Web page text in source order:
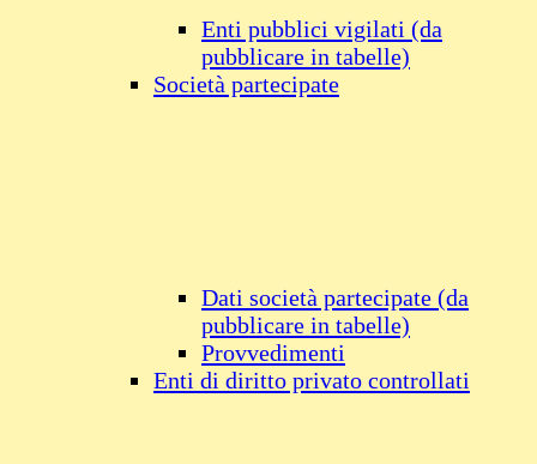
Enti pubblici vigilati (da
pubblicare in tabelle)
Società partecipate
Dati società partecipate (da
pubblicare in tabelle)
Provvedimenti
Enti di diritto privato controllati